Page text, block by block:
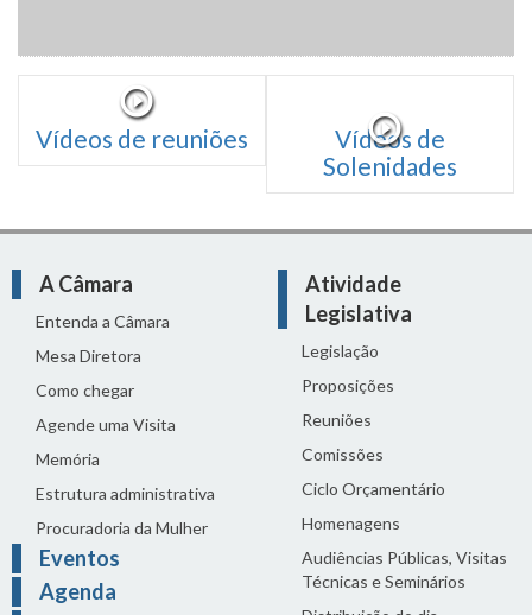
Vídeos de reuniões
Vídeos de
Solenidades
A Câmara
Entenda a Câmara
Mesa Diretora
Como chegar
Agende uma Visita
Memória
Estrutura administrativa
Procuradoria da Mulher
Eventos
Agenda
Atividade
Legislativa
Legislação
Proposições
Reuniões
Comissões
Ciclo Orçamentário
Homenagens
Audiências Públicas, Visitas
Técnicas e Seminários